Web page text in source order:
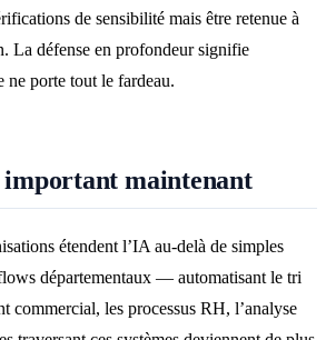
de sensibilité mais être retenue à
La défense en profondeur signifie
ne porte tout le fardeau.
important maintenant
étendent l’IA au-delà de simples
départementaux — automatisant le tri
commercial, les processus RH, l’analyse